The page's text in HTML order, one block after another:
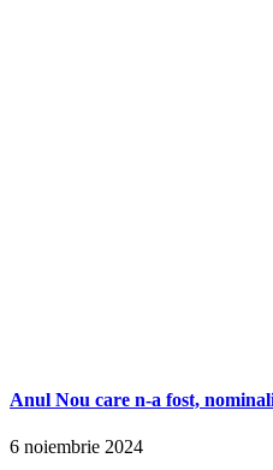
Anul Nou care n-a fost,
6 noiembrie 2024